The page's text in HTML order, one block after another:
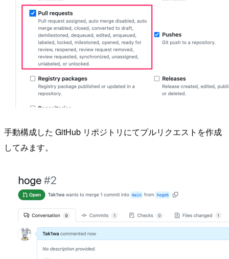
手動構成した GitHub リポジトリにてプルリクエストを作成
してみます。